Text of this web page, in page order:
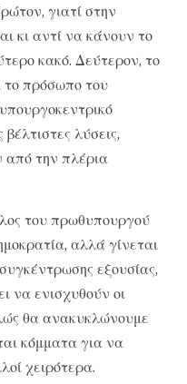
γιατί στην
κι αντί να κάνουν το
κακό. Δεύτερον, το
το πρόσωπο του
λύσεις,
από την πλέρια
του πρωθυπουργού
αλλά γίνεται
εξουσίας,
να ενισχυθούν οι
θα ανακυκλώνουμε
κόμματα για να
χειρότερα.